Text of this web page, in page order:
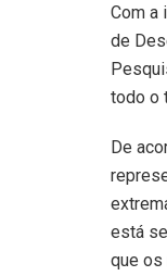
Com a
de
todo o
De
está
que os